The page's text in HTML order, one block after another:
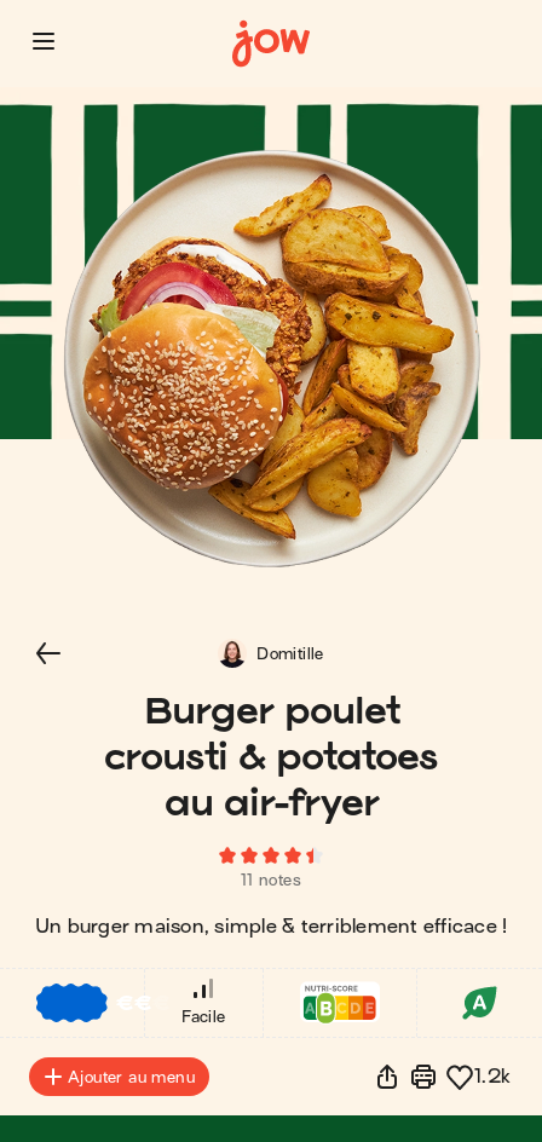
Burger poulet
crousti & potatoes
au air-fryer
11 notes
Un burger maison, simple & terriblement efficace !
Domitille
€€
Facile
Ajouter au menu 1.2k